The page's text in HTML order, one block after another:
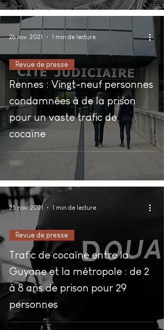
Rennes : Vingt-neuf personnes
condamnées à de la prison
pour un vaste trafic de
cocaïne
Revue de presse
26 nov. 2021 1 min de lecture
Trafic de cocaïne entre la
Guyane et la métropole : de 2
à 8 ans de prison pour 29
personnes
Revue de presse
25 nov. 2021 1 min de lecture